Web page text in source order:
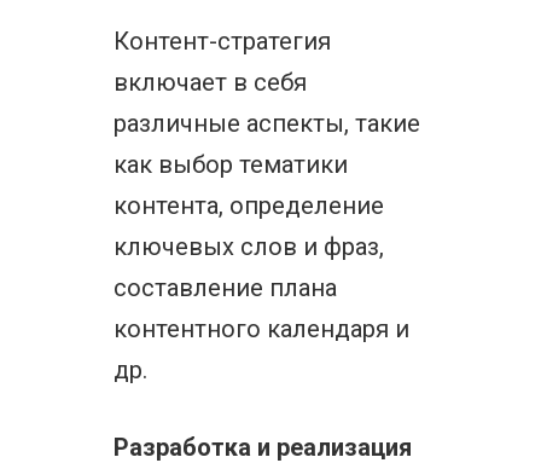
Контент-стратегия
включает в себя
различные аспекты, такие
как выбор тематики
контента, определение
ключевых слов и фраз,
составление плана
контентного календаря и
др.
Разработка и реализация